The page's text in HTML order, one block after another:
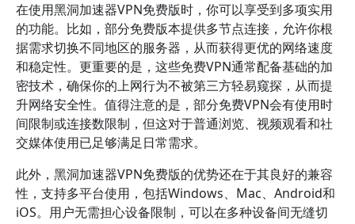
在使用黑洞加速器VPN免费版时，你可以享受到多项实用
的功能。比如，部分免费版本提供多节点连接，允许你根
据需求切换不同地区的服务器，从而获得更优的网络速度
和稳定性。更重要的是，这些免费VPN通常配备基础的加
密技术，确保你的上网行为不被第三方轻易窥探，从而提
升网络安全性。值得注意的是，部分免费VPN会有使用时
间限制或连接数限制，但这对于普通浏览、视频观看和社
交媒体使用已足够满足日常需求。
此外，黑洞加速器VPN免费版的优势还在于其良好的兼容
性，支持多平台使用，包括Windows、Mac、Android和
iOS。用户无需担心设备限制，可以在多种设备间无缝切